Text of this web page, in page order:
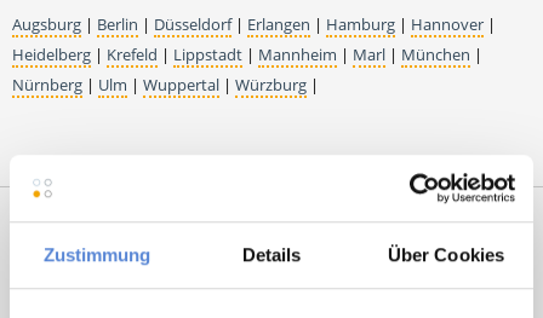
Zustimmung Details Über Cookies
Augsburg | Berlin | Düsseldorf| Erlangen | Hamburg | Hannover |
Heidelberg | Krefeld | Lippstadt | Mannheim | Marl | München |
Nürnberg | Ulm | Wuppertal | Würzburg |